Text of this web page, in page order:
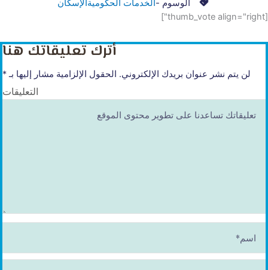
الوسوم - الخدمات الحكومية اﻹسكان
[thumb_vote align="right"]
أترك تعليقاتك هنا
لن يتم نشر عنوان بريدك الإلكتروني. الحقول الإلزامية مشار إليها بـ*
التعليقات
م
*